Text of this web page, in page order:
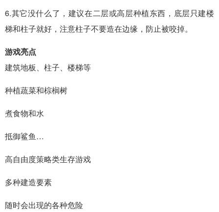
6.其它没什么了，建议在二层或高层种植东西，底层只建楼
梯和柱子就好，注意柱子不要造在边缘，防止被咬掉。
游戏亮点
建筑地板、柱子、楼梯等
种植蔬菜和棕榈树
煮食物和水
抵御鲨鱼…
高自由度策略类生存游戏
多种建造要素
随时会出现的各种危险